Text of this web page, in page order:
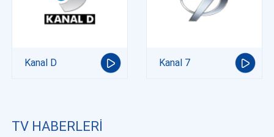
Kanal D Kanal 7
TV HABERLERI